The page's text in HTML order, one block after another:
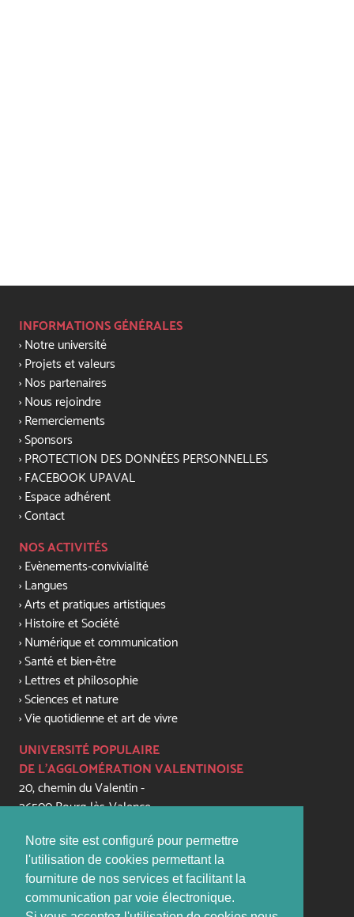
Notre site est configuré pour permettre
l'utilisation de cookies permettant la
fourniture de nos services et facilitant la
communication par voie électronique.
INFORMATIONS GÉNÉRALES
Notre université
Projets et valeurs
Nos partenaires
Nous rejoindre
Remerciements
Sponsors
PROTECTION DES DONNÉES PERSONNELLES
FACEBOOK UPAVAL
Espace adhérent
Contact
NOS ACTIVITÉS
Evènements-convivialité
Langues
Arts et pratiques artistiques
Histoire et Société
Numérique et communication
Santé et bien-être
Lettres et philosophie
Sciences et nature
Vie quotidienne et art de vivre
UNIVERSITÉ POPULAIRE
DE L'AGGLOMÉRATION VALENTINOISE
20, chemin du Valentin -
26500 Bourg-lès-Valence
+33 (0) 4 75 56 81 79
contact@upaval.com
PERMANENCES:
lundi, mardi, jeudi, vendredi de 16h - 17h45